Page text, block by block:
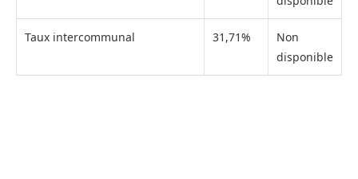
Taux intercommunal 31,71%
Non
disponible